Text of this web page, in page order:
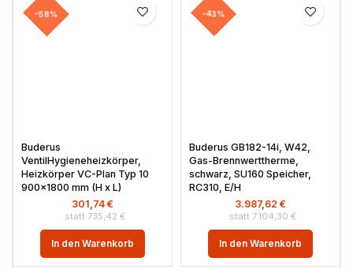
-58%
Buderus
VentilHygieneheizkörper,
Heizkörper VC-Plan Typ 10
900×1800 mm (H x L)
735,42 €
301,74 €
In den Warenkorb
-43%
Buderus GB182-14i, W42,
Gas-Brennwerttherme,
schwarz, SU160 Speicher,
RC310, E/H
7.104,30 €
3.987,62 €
In den Warenkorb